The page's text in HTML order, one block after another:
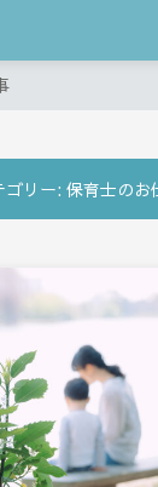
ゴリー: 保育士のお